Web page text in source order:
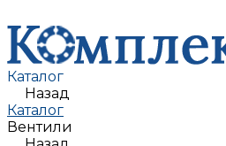
Каталог
Назад
Каталог
Вентили